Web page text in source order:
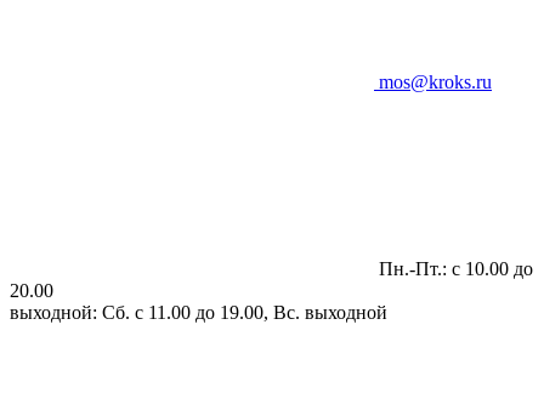
mos@kroks.ru
Пн.-Пт.: с 10.00 до
20.00
выходной: Сб. с 11.00 до 19.00, Вс. выходной